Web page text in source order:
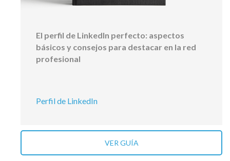
El perfil de LinkedIn perfecto: aspectos
básicos y consejos para destacar en la red
profesional
Perfil de LinkedIn
VER GUÍA